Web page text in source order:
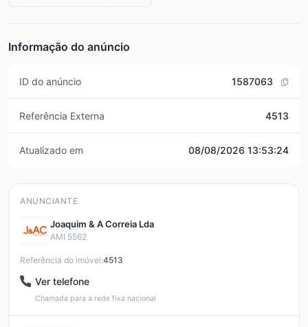
Informação do anúncio
ID do anúncio 1587063
Referência Externa 4513
Atualizado em 08/08/2026 13:53:24
ANUNCIANTE
Joaquim & A Correia Lda
AMI 5562
Referência do imóvel:4513
Ver telefone
Chamada para a rede fixa nacional